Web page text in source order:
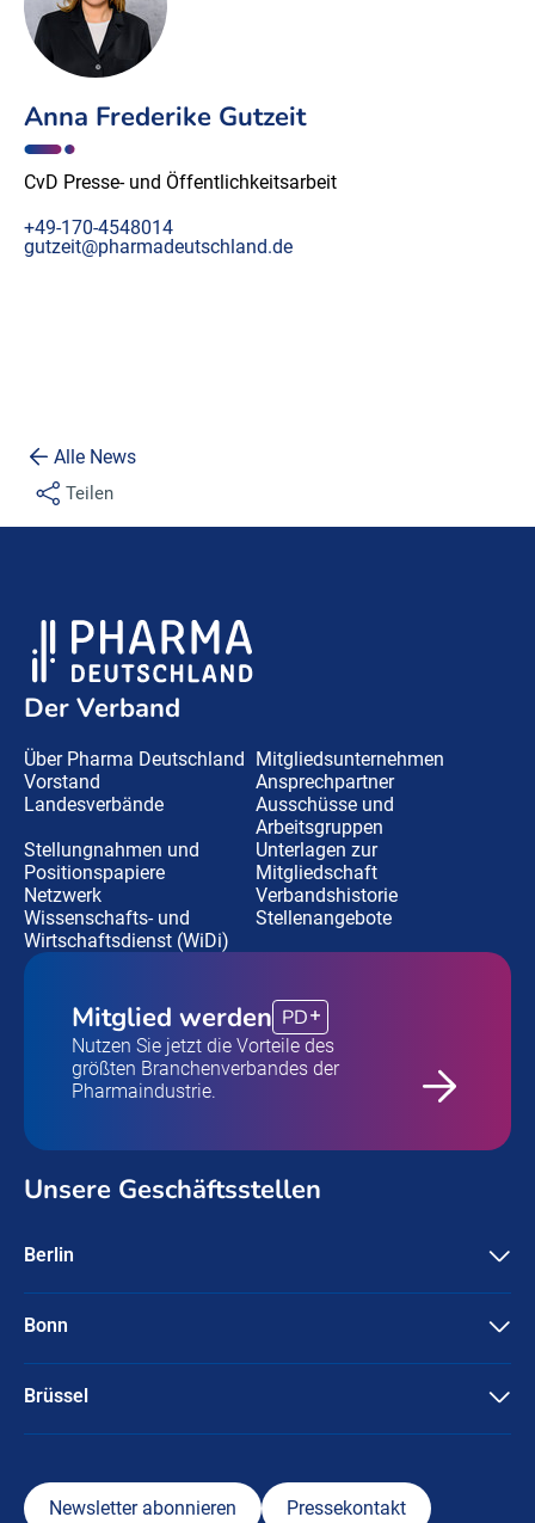
Anna Frederike Gutzeit
CvD Presse- und Öffentlichkeitsarbeit
+49-170-4548014
gutzeit@pharmadeutschland.de
Alle News
Teilen
Der Verband
Über Pharma Deutschland
Mitgliedsunternehmen
Vorstand
Ansprechpartner
Landesverbände
Ausschüsse und
Arbeitsgruppen
Stellungnahmen und
Positionspapiere
Unterlagen zur
Mitgliedschaft
Netzwerk
Verbandshistorie
Wissenschafts- und
Wirtschaftsdienst (WiDi)
Stellenangebote
Mitglied werden PD
Nutzen Sie jetzt die Vorteile des
größten Branchenverbandes der
Pharmaindustrie.
Unsere Geschäftsstellen
Berlin
10117 Berlin
+49-30 / 3087596-0
info@pharmadeutschland.de
Bonn
53173 Bonn
+49-228 / 95745-0
Brüssel
+49-170-6133687
Newsletter abonnieren Pressekontakt